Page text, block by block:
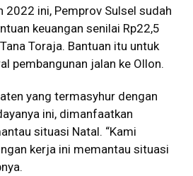
2022 ini, Pemprov Sulsel sudah
keuangan senilai Rp22,5
Toraja. Bantuan itu untuk
pembangunan jalan ke Ollon.
yang termasyhur dengan
ini, dimanfaatkan
situasi Natal. “Kami
kerja ini memantau situasi